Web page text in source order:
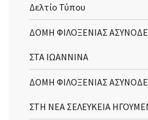
Δελτίο Τύπου
ΔΟΜΗ ΦΙΛΟΞΕΝΙΑΣ
ΣΤΑ ΙΩΑΝΝΙΝΑ
ΔΟΜΗ ΦΙΛΟΞΕΝΙΑΣ
ΣΤΗ ΝΕΑ ΣΕΛΕΥΚΕΙΑ